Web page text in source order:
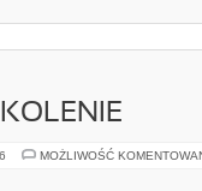
MOŻLIWOŚĆ